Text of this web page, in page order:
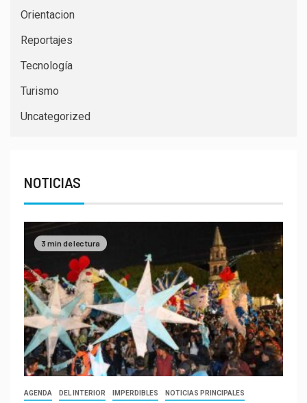
Orientacion
Reportajes
Tecnología
Turismo
Uncategorized
NOTICIAS
3 min de lectura
AGENDA DEL INTERIOR IMPERDIBLES
NOTICIAS PRINCIPALES